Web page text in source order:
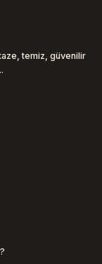
temiz, güvenilir